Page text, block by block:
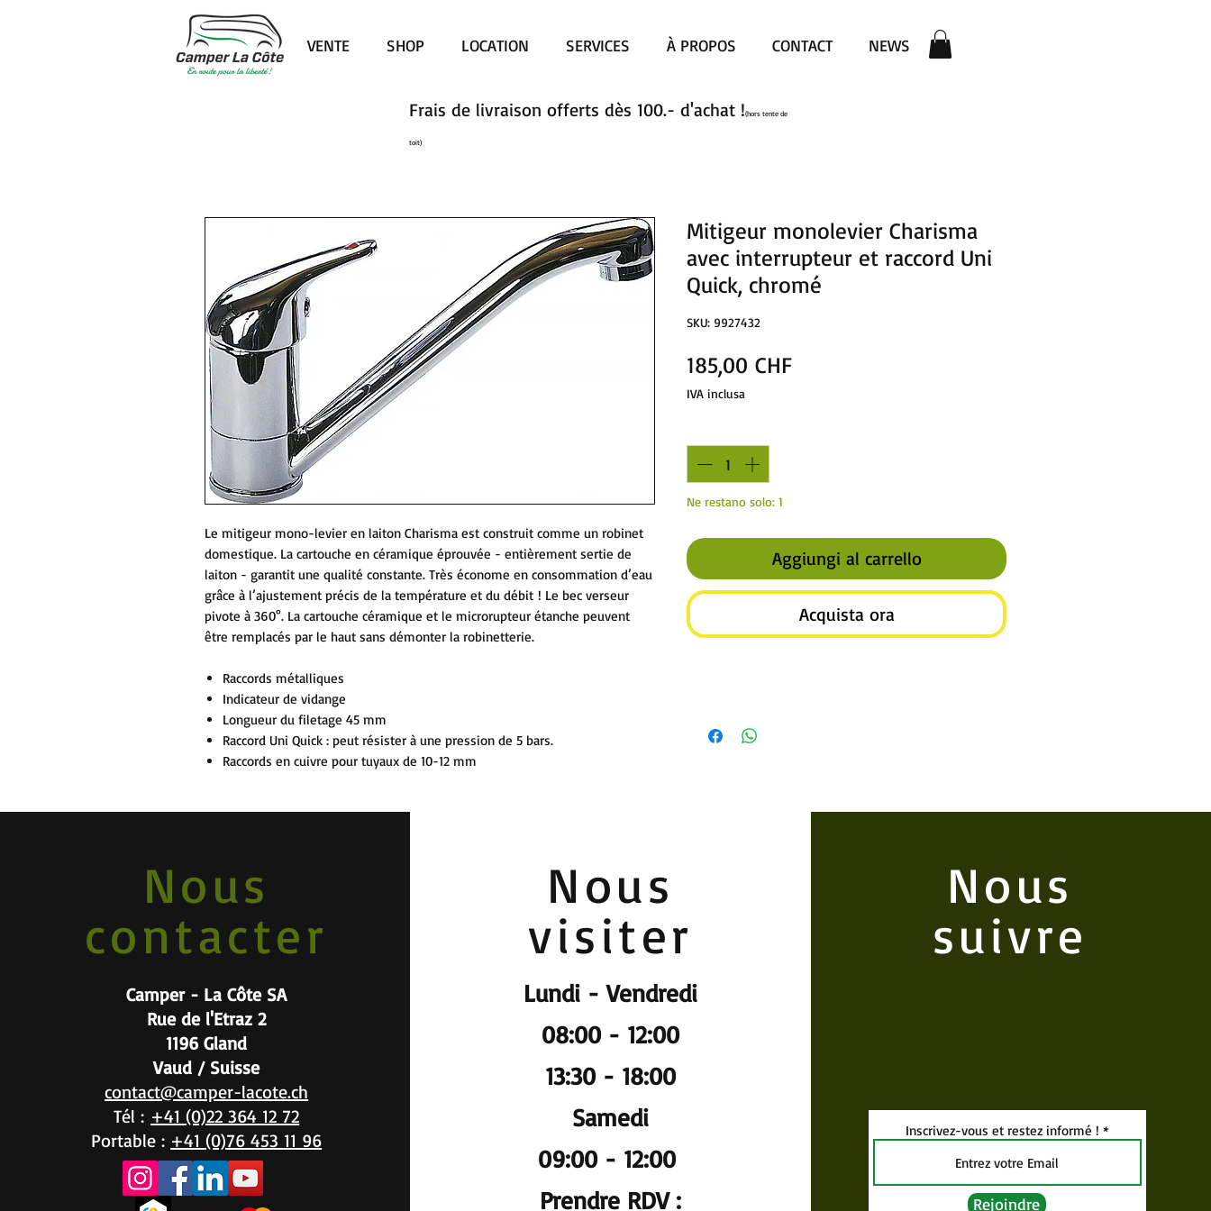
VENTE SHOP LOCATION SERVICES À PROPOS CONTACT NEWS
Le mitigeur mono-levier en laiton Charisma est construit comme un robinet
domestique. La cartouche en céramique éprouvée - entièrement sertie de
laiton - garantit une qualité constante. Très économe en consommation d’eau
grâce à l’ajustement précis de la température et du débit ! Le bec verseur
pivote à 360°. La cartouche céramique et le microrupteur étanche peuvent
être remplacés par le haut sans démonter la robinetterie.
Raccords métalliques
Indicateur de vidange
Longueur du filetage 45 mm
Raccord Uni Quick : peut résister à une pression de 5 bars.
Raccords en cuivre pour tuyaux de 10-12 mm
Mitigeur monolevier Charisma
avec interrupteur et raccord Uni
Quick, chromé
SKU: 9927432
185,00 CHFPrezzo
IVA inclusa
Ne restano solo: 1
Aggiungi al carrello
Acquista ora
Frais de livraison offerts dès 100.- d'achat !(hors tente de
toit)
Nous
contacter
Camper - La Côte SA
Rue de l'Etraz 2
1196 Gland
Vaud / Suisse
contact@camper-lacote.ch
Tél : +41 (0)22 364 12 72
Portable : +41 (0)76 453 11 96
Nous
visiter
Lundi - Vendredi
08:00 - 12:00
13:30 - 18:00
Samedi
09:00 - 12:00
Prendre RDV :
Nous
suivre
Inscrivez-vous et restez informé !
Rejoindre